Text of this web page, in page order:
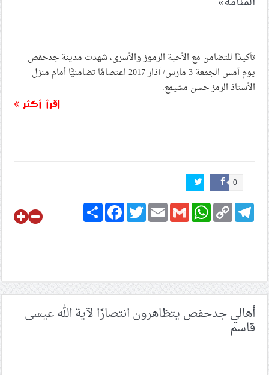
تأكيدًا للتضامن مع الأحبة الرموز والأسرى، شهدت مدينة جدحفص
يوم أمس الجمعة 3 مارس/ آذار 2017 اعتصامًا تضامنيًّا أمام منزل
الأستاذ الرمز حسن مشيمع.
اقرأ أكثر
0
ShareFacebookTwitterEmailGmail
WhatsApp Copy
Link
Telegram
أهالي جدحفص يتظاهرون انتصارًا لآية الله عيسى
قاسم